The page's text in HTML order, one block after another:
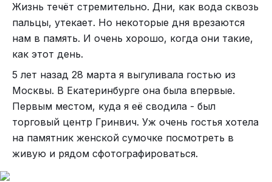
К чему это всё я веду? Да в принципе к тому,
что создавать самому или самой себе
настроение можно даже с помощью вот таких
вот неожиданных сюрпризов. Главное, чтобы вы
были открыты и готовы к различным изменениям
и переменам планов. Это может быть трудно и
не всегда приятно что-либо менять, но
возможно, что в конце концов вас всё же
ожидает какого-либо рода заслуженное
вознаграждение, как, например, вот эти
Жизнь течёт стремительно. Дни, как вода сквозь
пальцы, утекает. Но некоторые дня врезаются
нам в память. И очень хорошо, когда они такие,
как этот день.
5 лет назад 28 марта я выгуливала гостью из
Москвы. В Екатеринбурге она была впервые.
Первым местом, куда я её сводила - был
торговый центр Гринвич. Уж очень гостья хотела
на памятник женской сумочке посмотреть в
живую и рядом сфотографироваться.